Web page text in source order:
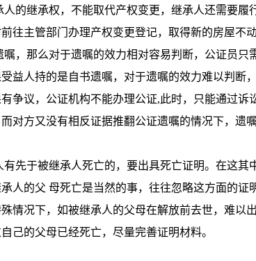
的继承权，不能取代产权变更，继承人还需要履
往主管部门办理产权变更登记，取得新的房屋不动
，那么对于遗嘱的效力相对容易判断，公证员只
益人持的是自书遗嘱，对于遗嘱的效力难以判断
争议，公证机构不能办理公证,此时，只能通过诉
对方又没有相反证据推翻公证遗嘱的情况下，遗
于被继承人死亡的，要出具死亡证明。在这其
人的父 母死亡是当然的事，往往忽略这方面的证
情况下，如被继承人的父母在解放前去世，难以
己的父母已经死亡，尽量完善证明材料。